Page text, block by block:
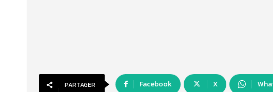
PARTAGER Facebook X